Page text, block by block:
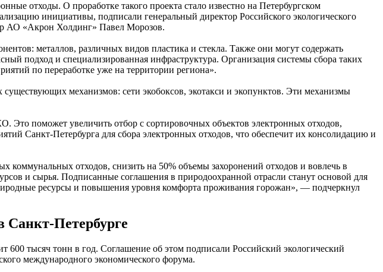
отходы. О проработке такого проекта стало известно на Петербургском
инициативы, подписали генеральный директор Российского экологического
АО «Акрон Холдинг» Павел Морозов.
металлов, различных видов пластика и стекла. Также они могут содержать
подход и специализированная инфраструктура. Организация системы сбора таких
по переработке уже на территории региона».
механизмов: сети экобоксов, экотакси и экопунктов. Эти механизмы
Это поможет увеличить отбор с сортировочных объектов электронных отходов,
Санкт-Петербурга для сбора электронных отходов, что обеспечит их консолидацию и
коммунальных отходов, снизить на 50% объемы захоронений отходов и вовлечь в
и сырья. Подписанные соглашения в природоохранной отрасли станут основой для
ресурсы и повышения уровня комфорта проживания горожан», — подчеркнул
Санкт-Петербурге
600 тысяч тонн в год. Соглашение об этом подписали Российский экологический
международного экономического форума.